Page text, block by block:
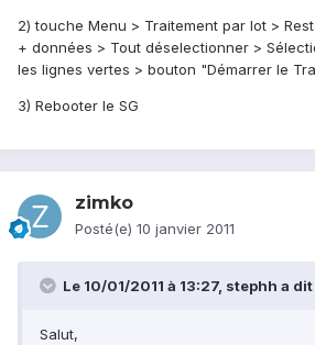
2) touche Menu > Traitement par lot >
+ données > Tout déselectionner >
les lignes vertes > bouton "Démarrer le
3) Rebooter le SG
zimko
Posté(e) 10 janvier 2011
Le 10/01/2011 à 13:27, stephh a dit
Salut,